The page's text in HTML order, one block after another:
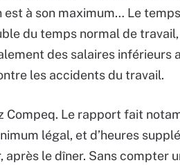
à son maximum… Le
du temps normal de travail,
des salaires inférieurs
les accidents du travail.
Compeq. Le rapport fait
légal, et d’heures
le dîner. Sans compter